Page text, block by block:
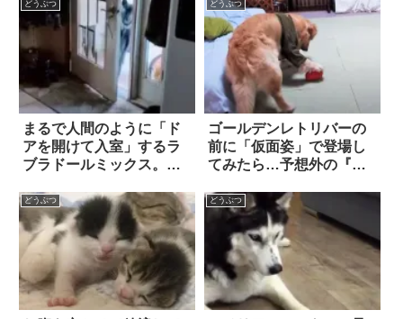
どうぶつ
まるで人間のように「ド
アを開けて入室」するラ
ブラドールミックス。し
く！？
どうぶつ
ゴールデンレトリバーの
前に「仮面姿」で登場し
てみたら…予想外の『リ
た！！
どうぶつ どうぶつ